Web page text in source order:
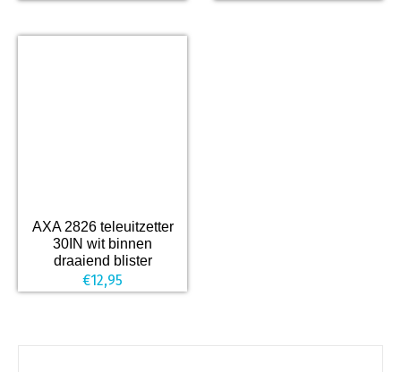
AXA 2826 teleuitzetter
30IN wit binnen
draaiend blister
€12,95